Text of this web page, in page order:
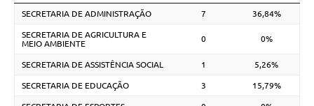
SECRETARIA DE ADMINISTRAÇÃO 7 36,84%
SECRETARIA DE AGRICULTURA E
MEIO AMBIENTE
0 0%
SECRETARIA DE ASSISTÊNCIA SOCIAL 1 5,26%
SECRETARIA DE EDUCAÇÃO 3 15,79%